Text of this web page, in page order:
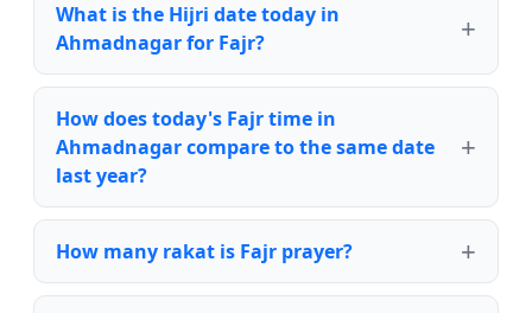
What is the Hijri date today in
Ahmadnagar for Fajr?
How does today's Fajr time in
Ahmadnagar compare to the same date
last year?
How many rakat is Fajr prayer?